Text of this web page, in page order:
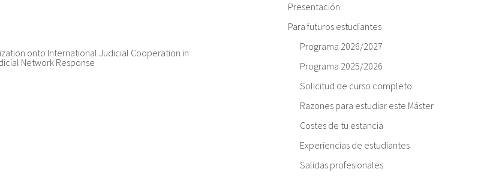
onto International Judicial Cooperation in
Network Response
Presentación
Para futuros estudiantes
Programa 2026/2027
Programa 2025/2026
Solicitud de curso completo
Razones para estudiar este Máster
Costes de tu estancia
Experiencias de estudiantes
Salidas profesionales